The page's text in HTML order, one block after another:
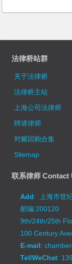
法律桥站群
关于法律桥
法律桥主站
上海公司法律师
聘请律师
对赌回购合集
Sitemap
联系律师 Contact
Add: 上海市世
邮编:200120
9th/24th/25th
100 Century
E-mail:
Tel/WeChat: